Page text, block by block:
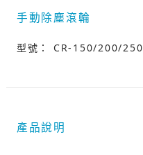
手動除塵滾輪
型號： CR-150/200/
產品說明